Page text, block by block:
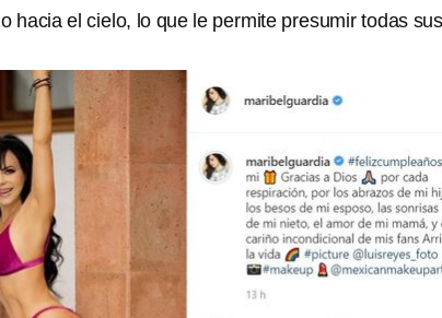
hacia el cielo, lo que le permite presumir todas sus